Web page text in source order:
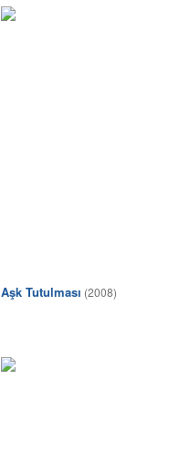
Aşk Tutulması (2008)